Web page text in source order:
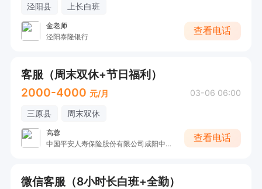
泾阳县 上长白班
金老师
泾阳泰隆银行
查看电话
客服（周末双休+节日福利）
2000-4000 元/月 03-06 06:00
三原县 周末双休
高蓉
中国平安人寿保险股份有限公司咸阳中心支公司三原营业区
查看电话
微信客服（8小时长白班+全勤）